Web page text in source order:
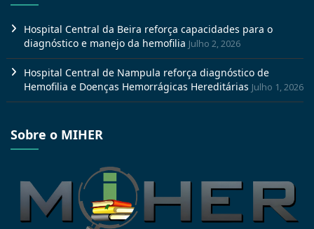
Hospital Central da Beira reforça capacidades para o
diagnóstico e manejo da hemofilia Julho 2, 2026
Hospital Central de Nampula reforça diagnóstico de
Hemofilia e Doenças Hemorrágicas Hereditárias Julho 1, 2026
Sobre o MIHER